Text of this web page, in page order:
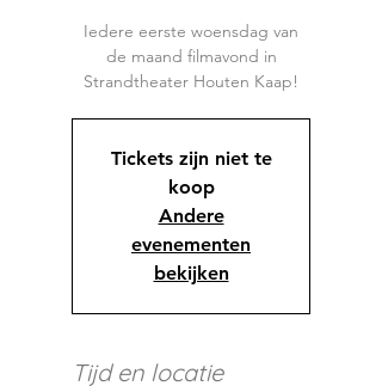
Iedere eerste woensdag van
de maand filmavond in
Strandtheater Houten Kaap!
Tickets zijn niet te
koop
Andere
evenementen
bekijken
Tijd en locatie